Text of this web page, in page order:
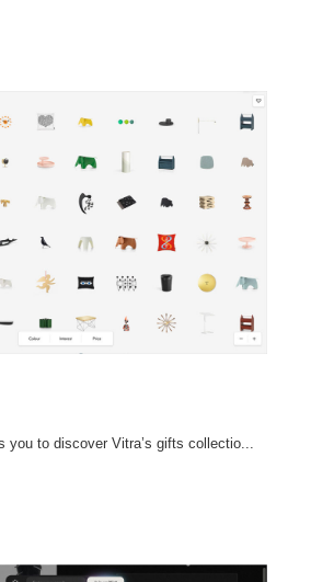
you to discover Vitra’s gifts collectio...